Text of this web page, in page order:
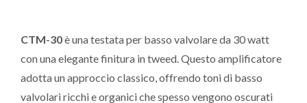
CTM-30è una testata per basso valvolare da 30 watt
con una elegante finitura in tweed. Questo amplificatore
adotta un approccio classico, offrendo toni di basso
valvolari ricchi e organici che spesso vengono oscurati